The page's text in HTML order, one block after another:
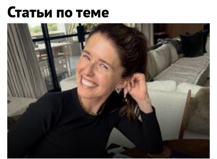
Статьи по теме